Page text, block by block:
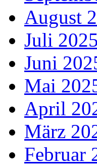
August
Juli
Juni
Mai
April
März
Februar